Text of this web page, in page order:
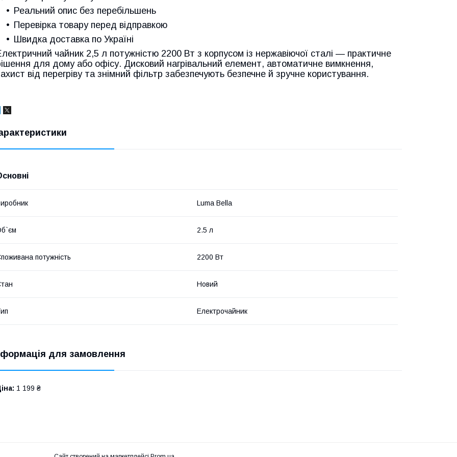
Реальний опис без перебільшень
Перевірка товару перед відправкою
Швидка доставка по Україні
чайник 2,5 л потужністю 2200 Вт з корпусом із нержавіючої сталі — практичне
для дому або офісу. Дисковий нагрівальний елемент, автоматичне вимкнення,
від перегріву та знімний фільтр забезпечують безпечне й зручне користування.
Luma Bella
2.5 л
потужність 2200 Вт
Новий
Електрочайник
для замовлення
1 199 ₴